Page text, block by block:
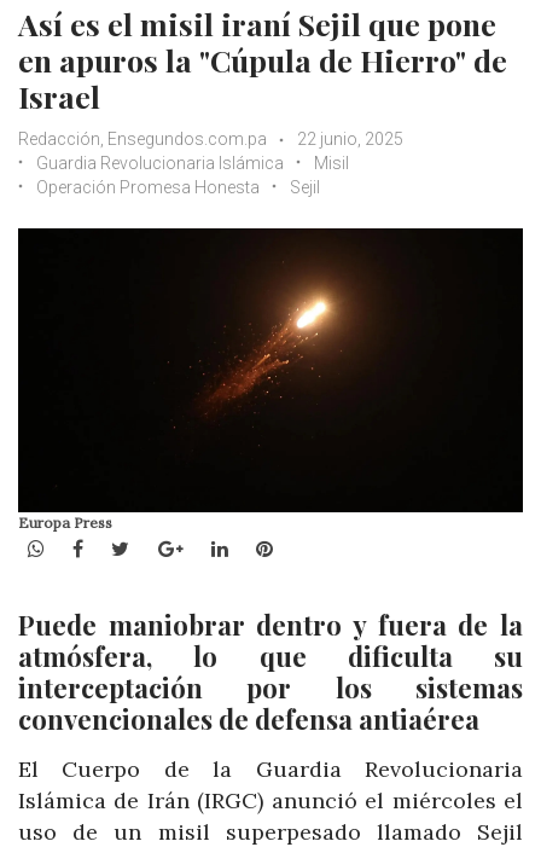
Así es el misil iraní Sejil que pone
en apuros la "Cúpula de Hierro" de
Israel
Redacción, Ensegundos.com.pa
22 junio, 2025
Guardia Revolucionaria Islámica
Misil
Operación Promesa Honesta
Sejil
Europa Press
WhatsApp
Facebook
TwitterGoogle+LinkedInPinterest
Puede maniobrar dentro y fuera de la
atmósfera, lo que dificulta su
interceptación por los sistemas
convencionales de defensa antiaérea
El Cuerpo de la Guardia Revolucionaria
Islámica de Irán (IRGC) anunció el miércoles el
uso de un misil superpesado llamado Sejil